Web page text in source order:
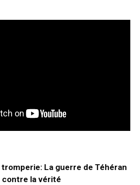
tromperie: La guerre de Téhéran
contre la vérité